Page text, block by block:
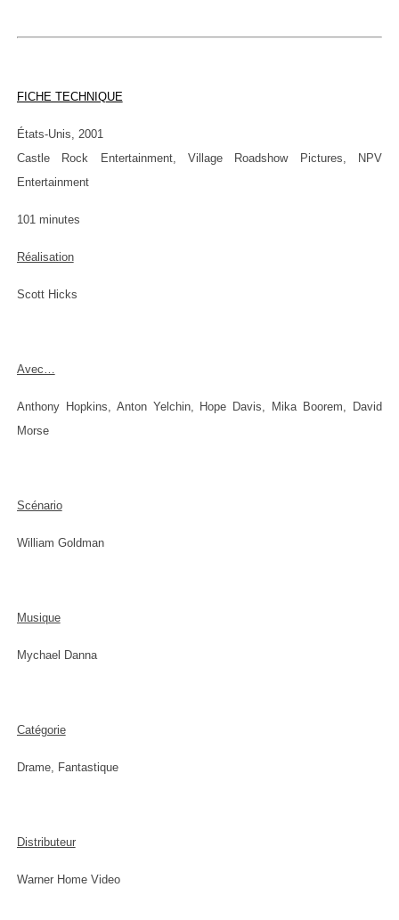
FICHE TECHNIQUE
États-Unis, 2001
Castle Rock Entertainment, Village Roadshow Pictures, NPV
Entertainment
101 minutes
Réalisation
Scott Hicks
Avec…
Anthony Hopkins, Anton Yelchin, Hope Davis, Mika Boorem, David
Morse
Scénario
William Goldman
Musique
Mychael Danna
Catégorie
Drame, Fantastique
Distributeur
Warner Home Video